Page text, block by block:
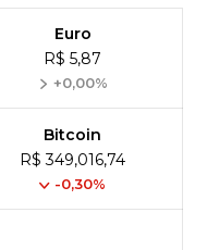
Euro
R$ 5,87
+0,00%
Bitcoin
R$ 349,016,74
-0,30%